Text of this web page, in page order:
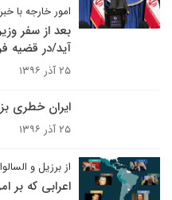
امور خارجه با
بعد از سفر
آید/در قضیه
۲۵ آذر ۱۳۹۶
ایران خطری
۲۵ آذر ۱۳۹۶
از برزیل و
اعرابی که بر